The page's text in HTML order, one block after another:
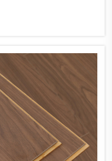
чувствителната електроника от
разряд. Натрупването на